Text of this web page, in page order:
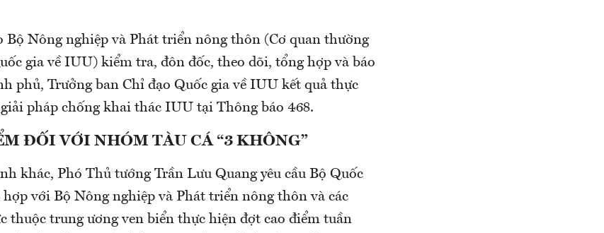
Bộ Nông nghiệp và Phát triển nông thôn (Cơ quan thường
gia về IUU) kiểm tra, đôn đốc, theo dõi, tổng hợp và báo
phủ, Trưởng ban Chỉ đạo Quốc gia về IUU kết quả thực
pháp chống khai thác IUU tại Thông báo 468.
ĐỐI VỚI NHÓM TÀU CÁ “3 KHÔNG”
khác, Phó Thủ tướng Trần Lưu Quang yêu cầu Bộ Quốc
với Bộ Nông nghiệp và Phát triển nông thôn và các
thuộc trung ương ven biển thực hiện đợt cao điểm tuần